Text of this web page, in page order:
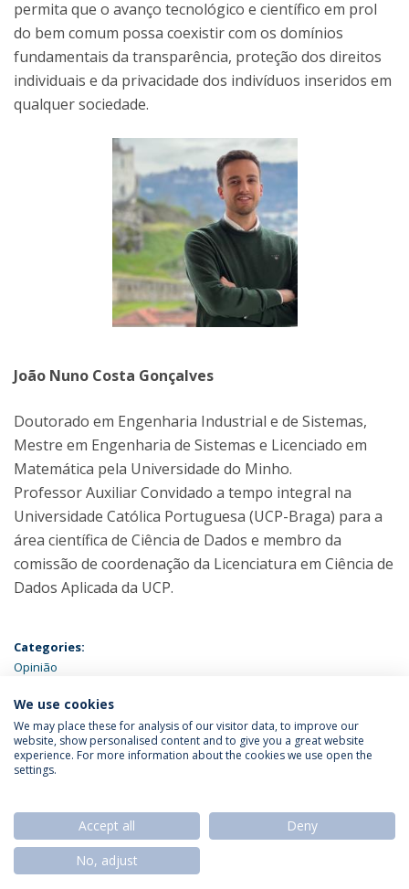
permita que o avanço tecnológico e científico em prol
do bem comum possa coexistir com os domínios
fundamentais da transparência, proteção dos direitos
individuais e da privacidade dos indivíduos inseridos em
qualquer sociedade.
João Nuno Costa Gonçalves
Doutorado em Engenharia Industrial e de Sistemas,
Mestre em Engenharia de Sistemas e Licenciado em
Matemática pela Universidade do Minho.
Professor Auxiliar Convidado a tempo integral na
Universidade Católica Portuguesa (UCP-Braga) para a
área científica de Ciência de Dados e membro da
comissão de coordenação da Licenciatura em Ciência de
Dados Aplicada da UCP.
Categories:
Opinião
Política de Privacidade
Termos & Condições
© 2026 Universidade Católica Portuguesa
We use cookies
We may place these for analysis of our visitor data, to improve our
website, show personalised content and to give you a great website
experience. For more information about the cookies we use open the
settings.
Accept all
Deny
No, adjust